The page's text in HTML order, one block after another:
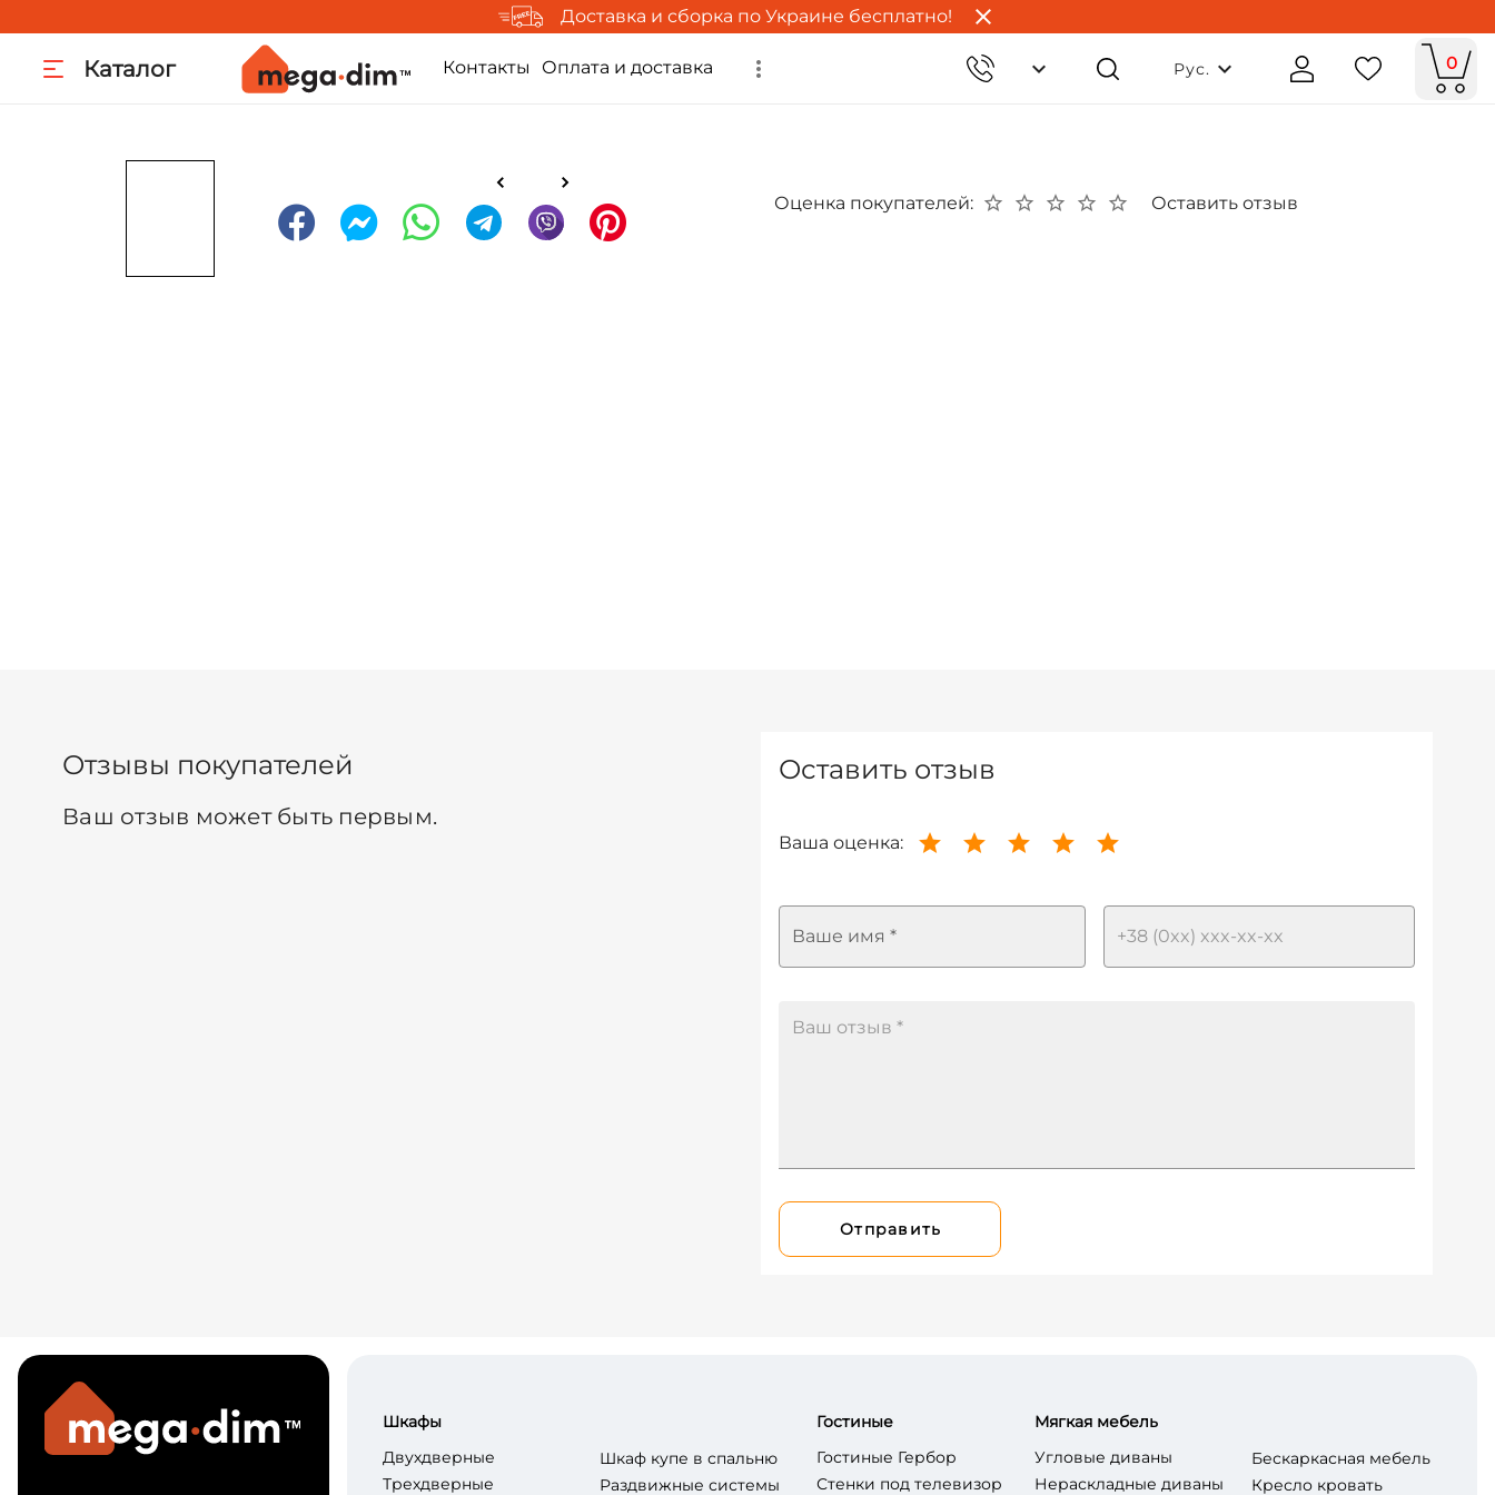
Доставка и сборка по Украине бесплатно!
Каталог Контакты Оплата и доставка Рус. 0
Оценка покупателей: Оставить отзыв
Отзывы покупателей
Ваш отзыв может быть первым.
Оставить отзыв
Ваша оценка:
Ваше имя *
Отправить
Шкафы
Двухдверные
Трехдверные
Шкаф купе в спальню
Раздвижные системы
Гостиные
Гостиные Гербор
Стенки под телевизор
Мягкая мебель
Угловые диваны
Нераскладные диваны
Бескаркасная мебель
Кресло кровать